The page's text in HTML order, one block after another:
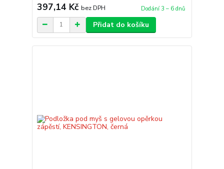
397,14 Kč bez DPH Dodání 3 – 6 dnů
Přidat do košíku